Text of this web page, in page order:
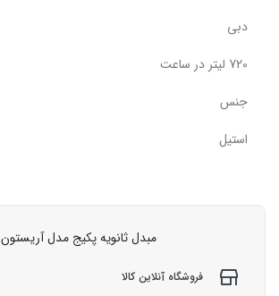
دبی
720 لیتر در ساعت
جنس
استیل
مبدل ثانویه پکیج مدل آریستون
فروشگاه آنلاین کالا